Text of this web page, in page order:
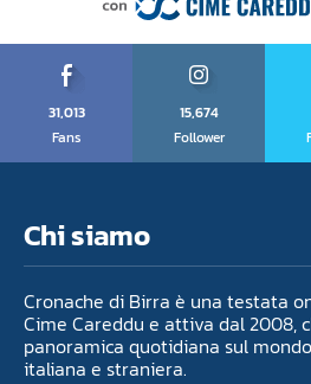
31,013
Fans
15,674
Follower
Chi siamo
Cronache di Birra è una testata
Cime Careddu e attiva dal 2008,
panoramica quotidiana sul
italiana e straniera.